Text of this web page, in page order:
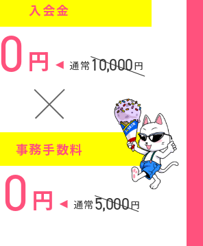
入会金
0 円 通常10,000円
事務手数料
0 円 通常5,000円